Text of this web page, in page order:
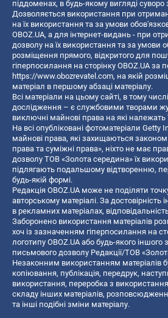
піддоменах, в будь-якому вигляді суворо
Дозволяється використання при
на їх використання та за умови
OBOZ.UA, а для інтернет-видань - при
дозволу на їх використання та за умови
розміщення прямого, відкритого для
гіперпосилання на сторінку OBOZ.UA за
https://www.obozrevatel.com, на якій
матеріал в першому абзаці матеріалу.
Всі матеріали на цьому сайті, в тому числі
дослідження – є службовими творами
виключні майнові права на які
На всі опубліковані фотоматеріали Getty
майнові права, які захищаються законом
права та суміжні права», ніхто не має
дозволу ТОВ «Золота середина» їх
підлягають подальшому відтворенню,
будь-якій формі.
Редакція OBOZ.UA може не поділяти
авторському матеріалі. За достовірність
в рекламних матеріалах,
Заборонено використання матеріалів
хоч із зазначенням гіперпосилання на
логотипу OBOZ.UA або будь-якого іншого
письмового дозволу Редакції/ТОВ
Незаконним використанням матеріалів
копiювання, публiкацiя, передрук,
використання, переробка з
складу інших матеріалів,
та інші подібні зміни матеріалу.